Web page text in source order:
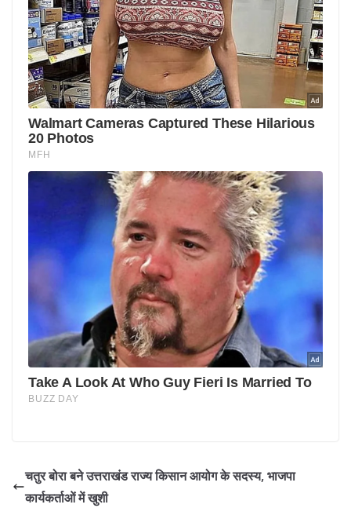
चतुर बोरा बने उत्तराखंड राज्य किसान आयोग के सदस्य, भाजपा
कार्यकर्ताओं में खुशी